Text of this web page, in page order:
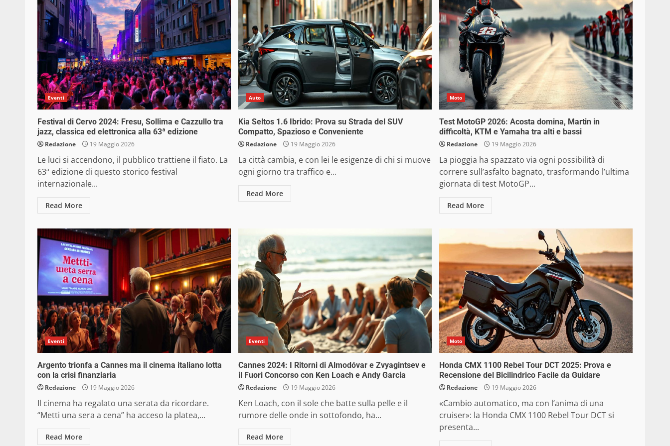
Eventi
Festival di Cervo 2024: Fresu, Sollima e Cazzullo tra
jazz, classica ed elettronica alla 63ª edizione
Redazione 19 Maggio 2026
Le luci si accendono, il pubblico trattiene il fiato. La
63ª edizione di questo storico festival
internazionale...
Read More
Auto
Kia Seltos 1.6 Ibrido: Prova su Strada del SUV
Compatto, Spazioso e Conveniente
Redazione 19 Maggio 2026
La città cambia, e con lei le esigenze di chi si muove
ogni giorno tra traffico e...
Read More
Moto
Test MotoGP 2026: Acosta domina, Martin in
difficoltà, KTM e Yamaha tra alti e bassi
Redazione 19 Maggio 2026
La pioggia ha spazzato via ogni possibilità di
correre sull’asfalto bagnato, trasformando l’ultima
giornata di test MotoGP...
Read More
Eventi
Argento trionfa a Cannes ma il cinema italiano lotta
con la crisi finanziaria
Redazione 19 Maggio 2026
Il cinema ha regalato una serata da ricordare.
“Metti una sera a cena” ha acceso la platea,...
Read More
Eventi
Cannes 2024: I Ritorni di Almodóvar e Zvyagintsev e
il Fuori Concorso con Ken Loach e Andy Garcia
Redazione 19 Maggio 2026
Ken Loach, con il sole che batte sulla pelle e il
rumore delle onde in sottofondo, ha...
Read More
Moto
Honda CMX 1100 Rebel Tour DCT 2025: Prova e
Recensione del Bicilindrico Facile da Guidare
Redazione 19 Maggio 2026
«Cambio automatico, ma con l’anima di una
cruiser»: la Honda CMX 1100 Rebel Tour DCT si
presenta...